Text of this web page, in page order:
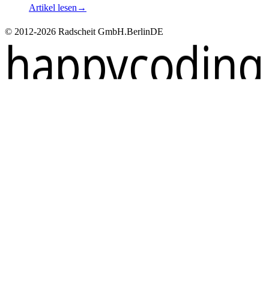
Artikel lesen →
© 2012-2026 Radscheit GmbH.BerlinDE
happycoding